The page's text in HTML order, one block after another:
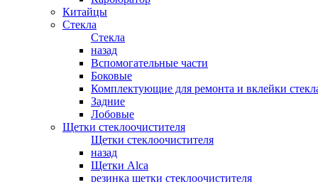
Китайцы
Стекла
Стекла
назад
Вспомогательные части
Боковые
Комплектующие для ремонта и вклейки
Задние
Лобовые
Щетки стеклоочистителя
Щетки стеклоочистителя
назад
Щетки Alca
резинка щетки стеклоочистителя